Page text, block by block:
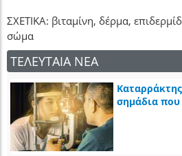
ΣΧΕΤΙΚΑ: βιταμίνη, δέρμα,
σώμα
ΤΕΛΕΥΤΑΙΑ ΝΕΑ
σημάδια που